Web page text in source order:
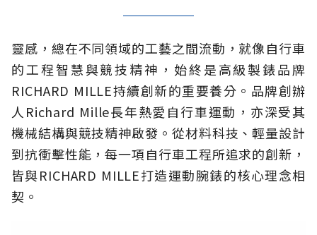
靈感，總在不同領域的工藝之間流動，就像自行車
的工程智慧與競技精神，始終是高級製錶品牌
RICHARD MILLE持續創新的重要養分。品牌創辦
人Richard Mille長年熱愛自行車運動，亦深受其
機械結構與競技精神啟發。從材料科技、輕量設計
到抗衝擊性能，每一項自行車工程所追求的創新，
皆與RICHARD MILLE打造運動腕錶的核心理念相
契。